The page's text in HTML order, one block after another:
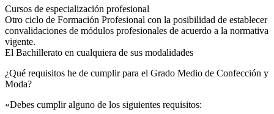
Cursos de especialización profesional
Otro ciclo de Formación Profesional con la posibilidad de establecer
convalidaciones de módulos profesionales de acuerdo a la normativa
vigente.
El Bachillerato en cualquiera de sus modalidades
¿Qué requisitos he de cumplir para el Grado Medio de Confección y
Moda?
«Debes cumplir alguno de los siguientes requisitos: